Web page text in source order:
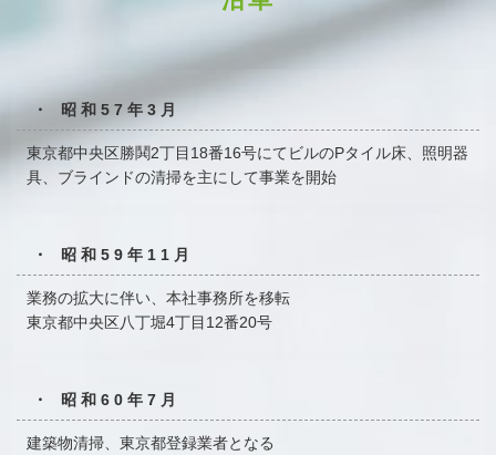
・ 昭和57年3月
東京都中央区勝鬨2丁目18番16号にてビルのPタイル床、 照明器
具、ブラインドの清掃を主にして事業を開始
・ 昭和59年11月
業務の拡大に伴い、本社事務所を移転
東京都中央区八丁堀4丁目12番20号
・ 昭和60年7月
建築物清掃、東京都登録業者となる